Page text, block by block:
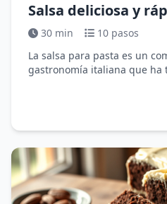
Salsa deliciosa y
30 min
10 pasos
La salsa para pasta es un
gastronomía italiana que ha